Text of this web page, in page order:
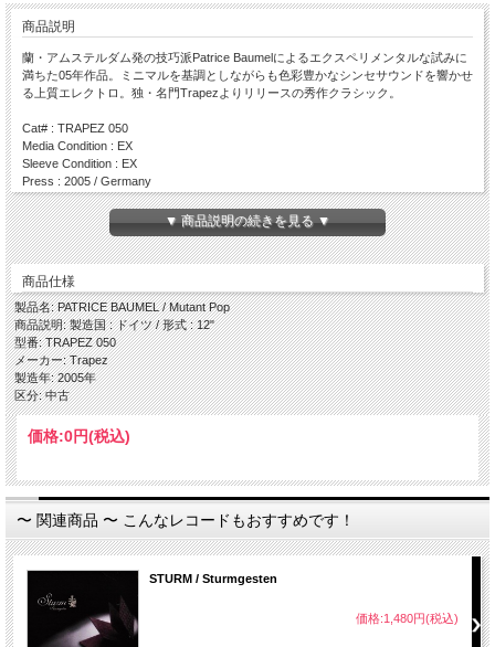
商品説明
蘭・アムステルダム発の技巧派Patrice Baumelによるエクスペリメンタルな試みに
満ちた05年作品。ミニマルを基調としながらも色彩豊かなシンセサウンドを響かせ
る上質エレクトロ。独・名門Trapezよりリリースの秀作クラシック。
Cat# : TRAPEZ 050
Media Condition : EX
Sleeve Condition : EX
Press : 2005 / Germany
Side A
・ Mutant Pop
・ Shower Of Ice
▼ 商品説明の続きを見る ▼
商品仕様
製品名: PATRICE BAUMEL / Mutant Pop
商品説明: 製造国 : ドイツ / 形式 : 12"
型番: TRAPEZ 050
メーカー: Trapez
製造年: 2005年
区分: 中古
価格:0円(税込)
〜 関連商品 〜 こんなレコードもおすすめです！
STURM / Sturmgesten
価格:1,480円(税込)